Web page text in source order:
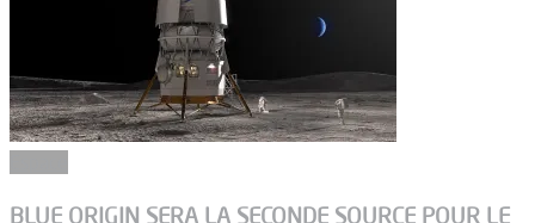
BLUE ORIGIN SERA LA SECONDE SOURCE POUR LE